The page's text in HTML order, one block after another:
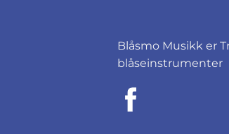
Blåsmo Musikk er
blåseinstrumenter